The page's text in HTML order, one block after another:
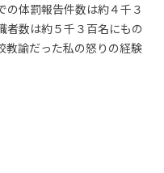
の体罰報告件数は約４千３
者数は約５千３百名にもの
諭だった私の怒りの経験